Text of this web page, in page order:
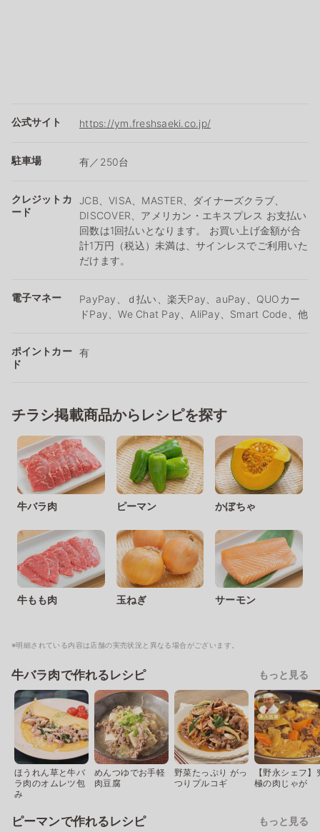
公式サイト https://ym.freshsaeki.co.jp/
駐車場 有／250台
クレジットカ
ード
JCB、VISA、MASTER、ダイナーズクラブ、
DISCOVER、アメリカン・エキスプレス お支払い
回数は1回払いとなります。 お買い上げ金額が合
計1万円（税込）未満は、サインレスでご利用いた
だけます。
電子マネー
PayPay、ｄ払い、楽天Pay、auPay、QUOカー
ドPay、We Chat Pay、AliPay、Smart Code、他
ポイントカー
ド
有
チラシ掲載商品からレシピを探す
牛バラ肉 ピーマン かぼちゃ
牛もも肉 玉ねぎ サーモン
※明細されている内容は店舗の実売状況と異なる場合がございます。
牛バラ肉で作れるレシピ もっと見る
ほうれん草と牛バ
ラ肉のオムレツ包
み
めんつゆでお手軽
肉豆腐
野菜たっぷり がっ
つりプルコギ
【野永シェフ】
極の肉じゃが
ピーマンで作れるレシピ もっと見る